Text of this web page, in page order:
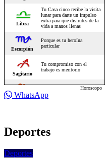
Horoscopo
WhatsApp
Deportes
Deportes